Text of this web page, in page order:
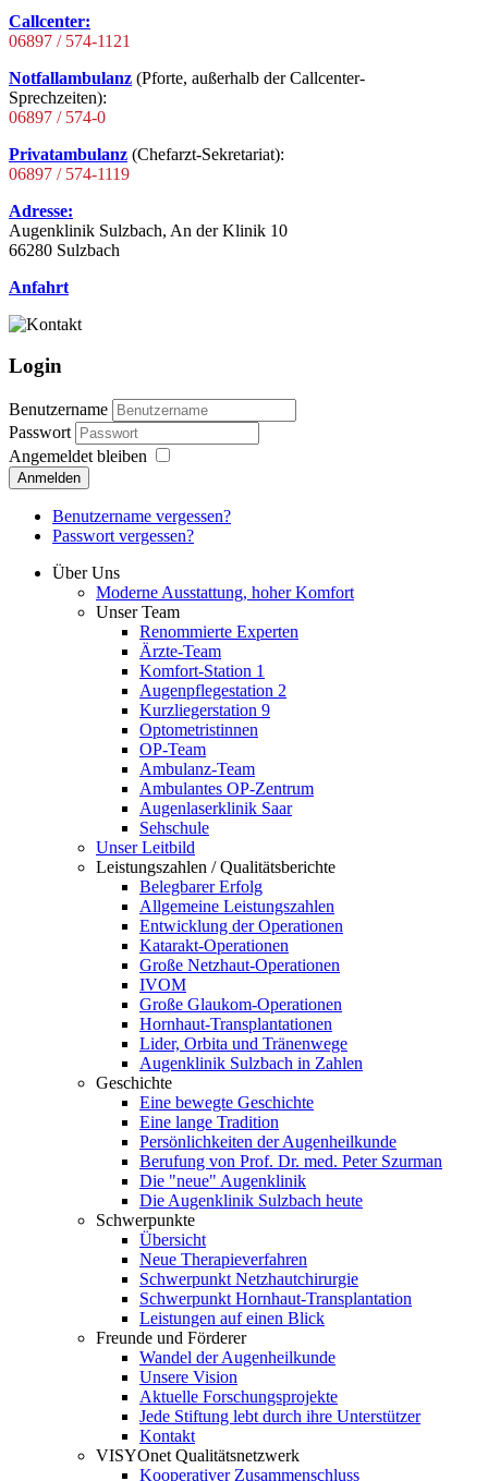
Callcenter:
06897 / 574-1121
Notfallambulanz (Pforte, außerhalb der Callcenter-
Sprechzeiten):
06897 / 574-0
Privatambulanz (Chefarzt-Sekretariat):
06897 / 574-1119
Adresse:
Augenklinik Sulzbach, An der Klinik 10
66280 Sulzbach
Anfahrt
Login
Benutzername
Passwort
Angemeldet bleiben
Anmelden
Benutzername vergessen?
Passwort vergessen?
Über Uns
Moderne Ausstattung, hoher Komfort
Unser Team
Renommierte Experten
Ärzte-Team
Komfort-Station 1
Augenpflegestation 2
Kurzliegerstation 9
Optometristinnen
OP-Team
Ambulanz-Team
Ambulantes OP-Zentrum
Augenlaserklinik Saar
Sehschule
Unser Leitbild
Leistungszahlen / Qualitätsberichte
Belegbarer Erfolg
Allgemeine Leistungszahlen
Entwicklung der Operationen
Katarakt-Operationen
Große Netzhaut-Operationen
IVOM
Große Glaukom-Operationen
Hornhaut-Transplantationen
Lider, Orbita und Tränenwege
Augenklinik Sulzbach in Zahlen
Geschichte
Eine bewegte Geschichte
Eine lange Tradition
Persönlichkeiten der Augenheilkunde
Berufung von Prof. Dr. med. Peter Szurman
Die "neue" Augenklinik
Die Augenklinik Sulzbach heute
Schwerpunkte
Übersicht
Neue Therapieverfahren
Schwerpunkt Netzhautchirurgie
Schwerpunkt Hornhaut-Transplantation
Leistungen auf einen Blick
Freunde und Förderer
Wandel der Augenheilkunde
Unsere Vision
Aktuelle Forschungsprojekte
Jede Stiftung lebt durch ihre Unterstützer
Kontakt
VISYOnet Qualitätsnetzwerk
Kooperativer Zusammenschluss